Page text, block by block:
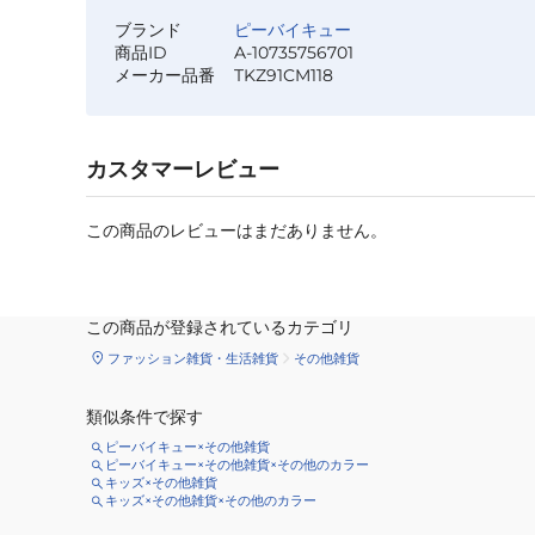
ブランド
ピーバイキュー
商品ID
A-10735756701
メーカー品番
TKZ91CM118
カスタマーレビュー
この商品のレビューはまだありません。
この商品が登録されているカテゴリ
ファッション雑貨・生活雑貨 その他雑貨
類似条件で探す
ピーバイキュー×その他雑貨
ピーバイキュー×その他雑貨×その他のカラー
キッズ×その他雑貨
キッズ×その他雑貨×その他のカラー